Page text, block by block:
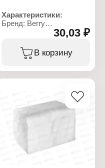
Характеристики:
Бренд: Berry
Тип товара: Салфетки
Вариация: однослойные
Особенность:
30,03 ₽
В корзину